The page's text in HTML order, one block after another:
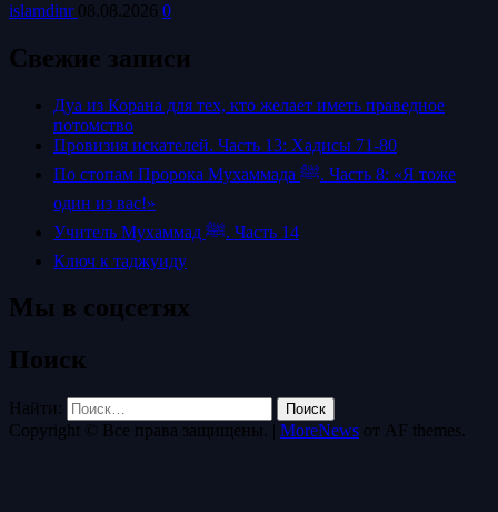
islamdinr 08.08.2026 0
Свежие записи
Дуа из Корана для тех, кто желает иметь праведное
потомство
Провизия искателей. Часть 13: Хадисы 71-80
По стопам Пророка Мухаммада ﷺ. Часть 8: «Я тоже
один из вас!»
Учитель Мухаммад ﷺ. Часть 14
Ключ к таджуиду
Мы в соцсетях
Поиск
Найти:
Copyright © Все права защищены. | MoreNews от AF themes.